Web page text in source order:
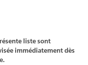
liste sont
immédiatement dès